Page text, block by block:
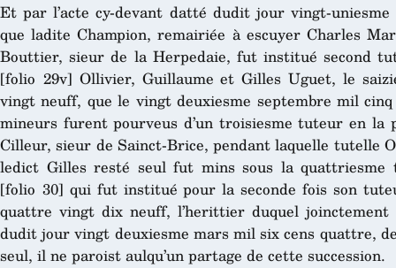
Et par l’acte cy-devant datté dudit jour vingt-
que ladite Champion, remairiée à escuyer Charles
Bouttier, sieur de la Herpedaie, fut institué second
[folio 29v] Ollivier, Guillaume et Gilles Uguet, le
vingt neuff, que le vingt deuxiesme septembre mil
mineurs furent pourveus d’un troisiesme tuteur en la
Cilleur, sieur de Sainct-Brice, pendant laquelle tutelle
ledict Gilles resté seul fut mins sous la
[folio 30] qui fut institué pour la seconde fois son
quattre vingt dix neuff, l’herittier duquel
dudit jour vingt deuxiesme mars mil six cens quattre,
seul, il ne paroist aulqu’un partage de cette succession.